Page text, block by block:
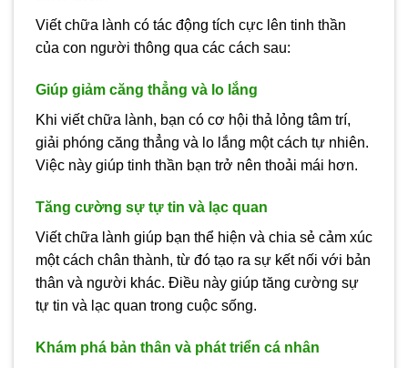
Viết chữa lành có tác động tích cực lên tinh thần
của con người thông qua các cách sau:
Giúp giảm căng thẳng và lo lắng
Khi viết chữa lành, bạn có cơ hội thả lỏng tâm trí,
giải phóng căng thẳng và lo lắng một cách tự nhiên.
Việc này giúp tinh thần bạn trở nên thoải mái hơn.
Tăng cường sự tự tin và lạc quan
Viết chữa lành giúp bạn thể hiện và chia sẻ cảm xúc
một cách chân thành, từ đó tạo ra sự kết nối với bản
thân và người khác. Điều này giúp tăng cường sự
tự tin và lạc quan trong cuộc sống.
Khám phá bản thân và phát triển cá nhân